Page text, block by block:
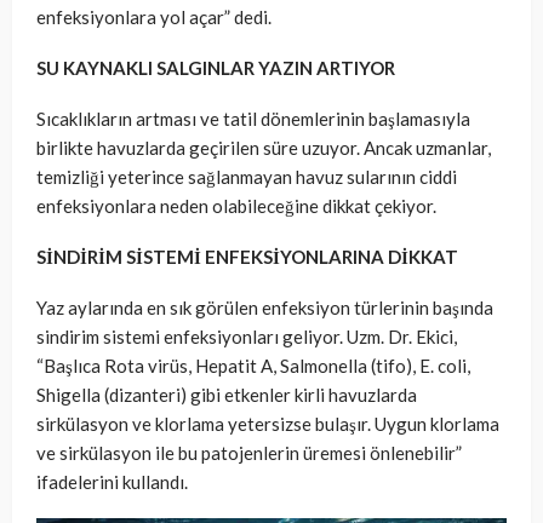
enfeksiyonlara yol açar” dedi.
SU KAYNAKLI SALGINLAR YAZIN ARTIYOR
Sıcaklıkların artması ve tatil dönemlerinin başlamasıyla
birlikte havuzlarda geçirilen süre uzuyor. Ancak uzmanlar,
temizliği yeterince sağlanmayan havuz sularının ciddi
enfeksiyonlara neden olabileceğine dikkat çekiyor.
SİNDİRİM SİSTEMİ ENFEKSİYONLARINA DİKKAT
Yaz aylarında en sık görülen enfeksiyon türlerinin başında
sindirim sistemi enfeksiyonları geliyor. Uzm. Dr. Ekici,
“Başlıca Rota virüs, Hepatit A, Salmonella (tifo), E. coli,
Shigella (dizanteri) gibi etkenler kirli havuzlarda
sirkülasyon ve klorlama yetersizse bulaşır. Uygun klorlama
ve sirkülasyon ile bu patojenlerin üremesi önlenebilir”
ifadelerini kullandı.